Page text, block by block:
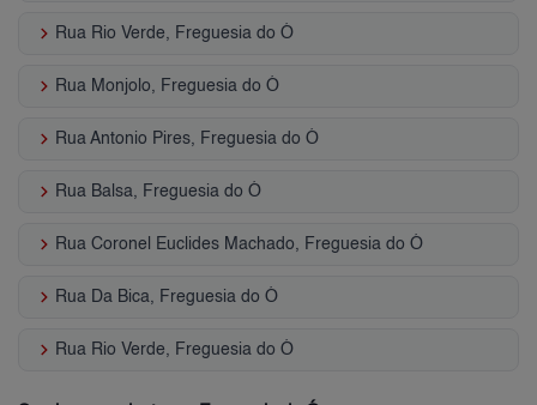
keyboard_arrow_right Rua Rio Verde, Freguesia do Ó
keyboard_arrow_right Rua Monjolo, Freguesia do Ó
keyboard_arrow_right Rua Antonio Pires, Freguesia do Ó
keyboard_arrow_right Rua Balsa, Freguesia do Ó
keyboard_arrow_right Rua Coronel Euclides Machado, Freguesia do Ó
keyboard_arrow_right Rua Da Bica, Freguesia do Ó
keyboard_arrow_right Rua Rio Verde, Freguesia do Ó